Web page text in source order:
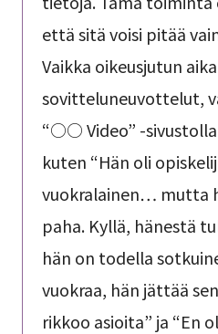
että sitä voisi pitää
Vaikka oikeusjutun
sovitteluneuvottelut,
“○○ Video” -
kuten “Hän oli
vuokralainen… mutta
paha. Kyllä, hänestä
hän on todella
vuokraa, hän jättää
rikkoo asioita” ja “En